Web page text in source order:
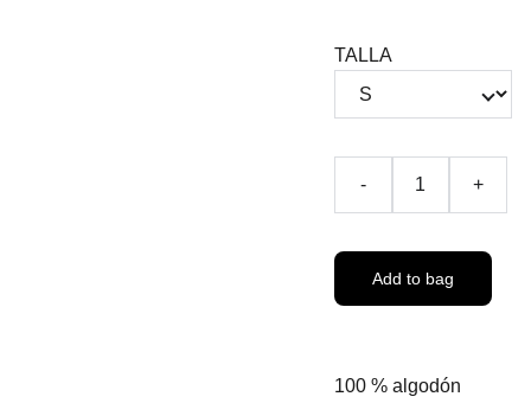
TALLA
- +
Add to bag
100 % algodón